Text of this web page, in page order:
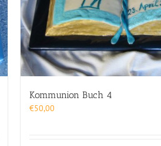
Kommunion Buch 4
€50,00